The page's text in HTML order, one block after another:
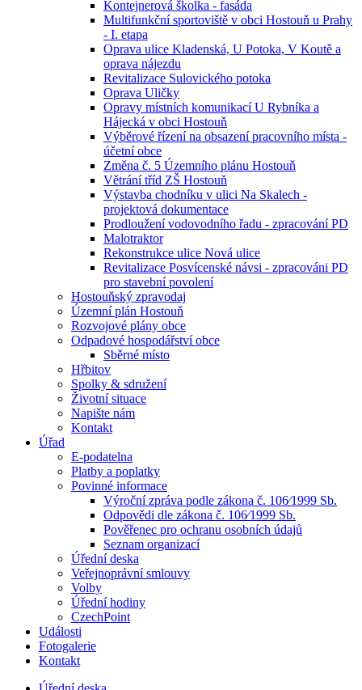
Kontejnerová školka - fasáda
Multifunkční sportoviště v obci Hostouň u Prahy
- I. etapa
Oprava ulice Kladenská, U Potoka, V Koutě a
oprava nájezdu
Revitalizace Sulovického potoka
Oprava Uličky
Opravy místních komunikací U Rybníka a
Hájecká v obci Hostouň
Výběrové řízení na obsazení pracovního místa -
účetní obce
Změna č. 5 Územního plánu Hostouň
Větrání tříd ZŠ Hostouň
Výstavba chodníku v ulici Na Skalech -
projektová dokumentace
Prodloužení vodovodního řadu - zpracování PD
Malotraktor
Rekonstrukce ulice Nová ulice
Revitalizace Posvícenské návsi - zpracováni PD
pro stavební povolení
Hostouňský zpravodaj
Územní plán Hostouň
Rozvojové plány obce
Odpadové hospodářství obce
Sběrné místo
Hřbitov
Spolky & sdružení
Životní situace
Napište nám
Kontakt
Úřad
E-podatelna
Platby a poplatky
Povinné informace
Výroční zpráva podle zákona č. 106⁄1999 Sb.
Odpovědi dle zákona č. 106⁄1999 Sb.
Pověřenec pro ochranu osobních údajů
Seznam organizací
Úřední deska
Veřejnoprávní smlouvy
Volby
Úřední hodiny
CzechPoint
Události
Fotogalerie
Kontakt